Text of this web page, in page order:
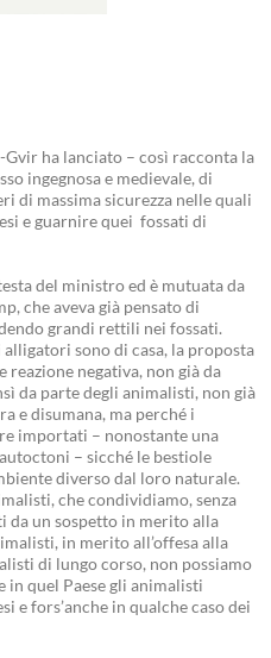
ha lanciato – così racconta la
ingegnosa e medievale, di
di massima sicurezza nelle quali
e guarnire quei fossati di
del ministro ed è mutuata da
che aveva già pensato di
grandi rettili nei fossati.
sono di casa, la proposta
reazione negativa, non già da
da parte degli animalisti, non già
e disumana, ma perché i
importati – nonostante una
– sicché le bestiole
diverso dal loro naturale.
che condividiamo, senza
da un sospetto in merito alla
in merito all’offesa alla
di lungo corso, non possiamo
in quel Paese gli animalisti
e fors’anche in qualche caso dei